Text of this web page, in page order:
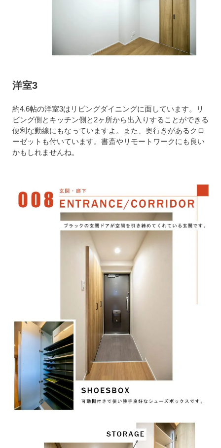
洋室3
約4.6帖の洋室3はリビングダイニングに面しています。リ
ビング側とキッチン側と2ヶ所から出入りすることができる
便利な動線にもなっていますよ。また、奥行きがあるクロ
ーゼットも付いています。書斎やリモートワークにも良い
かもしれませんね。